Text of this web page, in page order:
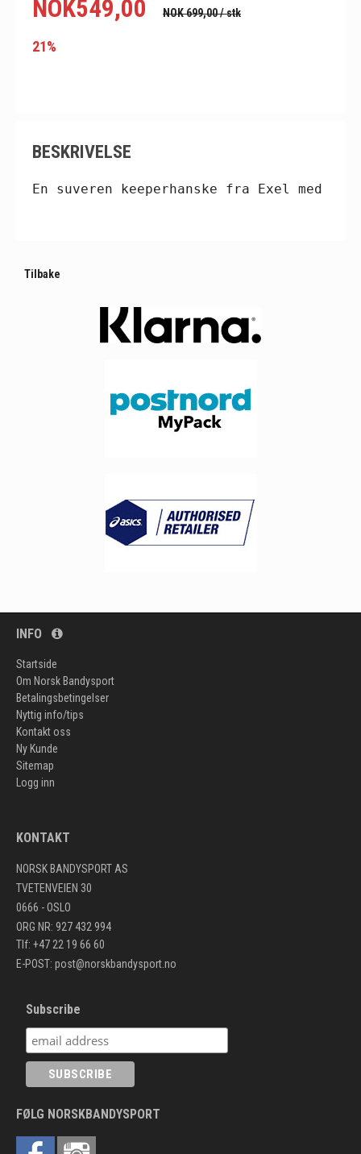
NOK549,00 NOK 699,00/ stk
21%
BESKRIVELSE
En suveren keeperhanske fra Exel med
Tilbake
INFO
Startside
Om Norsk Bandysport
Betalingsbetingelser
Nyttig info/tips
Kontakt oss
Ny Kunde
Sitemap
Logg inn
KONTAKT
NORSK BANDYSPORT AS
TVETENVEIEN 30
0666 - OSLO
ORG NR: 927 432 994
Tlf: +47 22 19 66 60
E-POST: post@norskbandysport.no
Subscribe
FØLG NORSKBANDYSPORT